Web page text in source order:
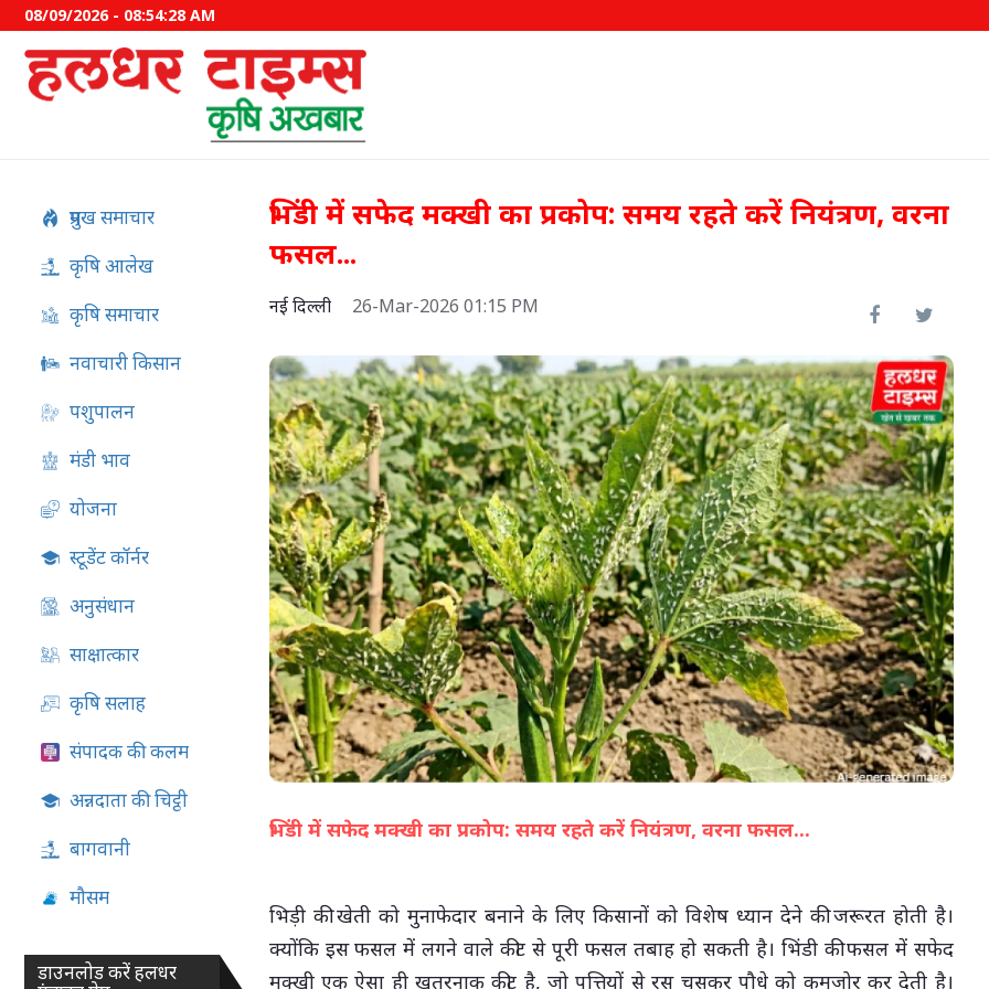
08/09/2026 - 08:54:29 AM
प्रमुख समाचार
कृषि आलेख
कृषि समाचार
नवाचारी किसान
पशुपालन
मंडी भाव
योजना
स्टूडेंट कॉर्नर
अनुसंधान
साक्षात्कार
कृषि सलाह
संपादक की कलम
अन्नदाता की चिट्ठी
बागवानी
मौसम
डाउनलोड करें हलधर
भिंडी में सफेद मक्खी का प्रकोप: समय रहते करें नियंत्रण, वरना
फसल...
नई दिल्ली 26-Mar-2026 01:15 PM
भिंडी में सफेद मक्खी का प्रकोप: समय रहते करें नियंत्रण, वरना फसल...
भिड़ी की खेती को मुनाफेदार बनाने के लिए किसानों को विशेष ध्यान देने की जरूरत होती है।
क्योंकि इस फसल में लगने वाले कीट से पूरी फसल तबाह हो सकती है। भिंडी की फसल में सफेद
मक्खी एक ऐसा ही खतरनाक कीट है, जो पत्तियों से रस चूसकर पौधे को कमजोर कर देती है।
अफ्रीकी स्वाइन फीवर का स्वदेशी टीका
विकसित
07-Aug-2026 05:13 PM
इफको-एमसी ने बाजार उतारे दो नए
उत्पाद
07-Aug-2026 05:02 PM